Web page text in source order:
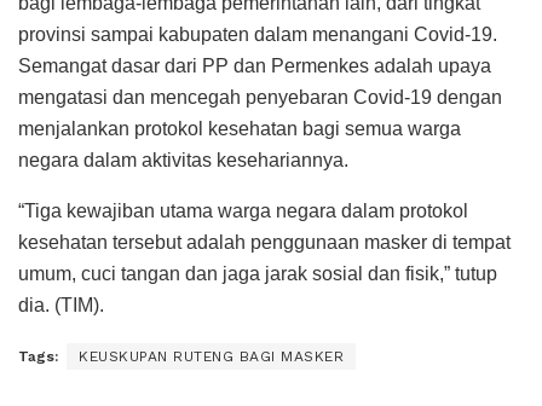
provinsi sampai kabupaten dalam menangani Covid-19.
Semangat dasar dari PP dan Permenkes adalah upaya
mengatasi dan mencegah penyebaran Covid-19 dengan
menjalankan protokol kesehatan bagi semua warga
negara dalam aktivitas kesehariannya.
“Tiga kewajiban utama warga negara dalam protokol
kesehatan tersebut adalah penggunaan masker di tempat
umum, cuci tangan dan jaga jarak sosial dan fisik,” tutup
dia. (TIM).
Tags: KEUSKUPAN RUTENG BAGI MASKER